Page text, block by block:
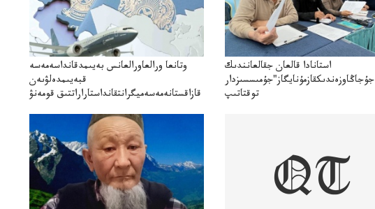
وتانعا ورالعاورالعانس بەيىمدقانداسەمەسە
قبەيىمدەلۋىەن
قازاقستانەمەسەميگرانتقانداستاراراتتىق قومەنۋ
مميگرانتتاردىياسىاقپاراتتىققولداۋجانەالەۋمەتتىكبەيىمدەۋدىڭمەدياستراتەگياسى
استانادا قالعان جقالعانندىك
جۇجاڭاوزەندىكقازمۇنايگاز"جۇمىسسىزدار
توقتاتىپ